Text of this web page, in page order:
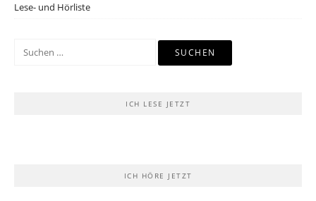
Lese- und Hörliste
Suchen
ICH LESE JETZT
ICH HÖRE JETZT